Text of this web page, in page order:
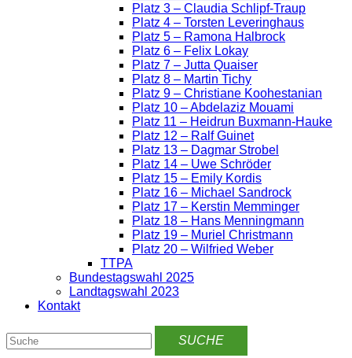
Platz 3 – Claudia Schlipf-Traup
Platz 4 – Torsten Leveringhaus
Platz 5 – Ramona Halbrock
Platz 6 – Felix Lokay
Platz 7 – Jutta Quaiser
Platz 8 – Martin Tichy
Platz 9 – Christiane Koohestanian
Platz 10 – Abdelaziz Mouami
Platz 11 – Heidrun Buxmann-Hauke
Platz 12 – Ralf Guinet
Platz 13 – Dagmar Strobel
Platz 14 – Uwe Schröder
Platz 15 – Emily Kordis
Platz 16 – Michael Sandrock
Platz 17 – Kerstin Memminger
Platz 18 – Hans Menningmann
Platz 19 – Muriel Christmann
Platz 20 – Wilfried Weber
TTPA
Bundestagswahl 2025
Landtagswahl 2023
Kontakt